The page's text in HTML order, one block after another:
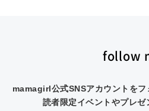
follow
mamagirl公式SNSアカウントを
読者限定イベントやプレゼ